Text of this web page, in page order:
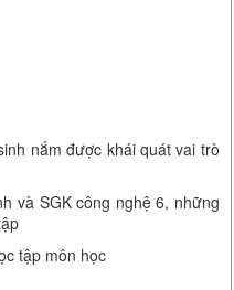
nắm được khái quát vai trò
và SGK công nghệ 6, những
tập môn học